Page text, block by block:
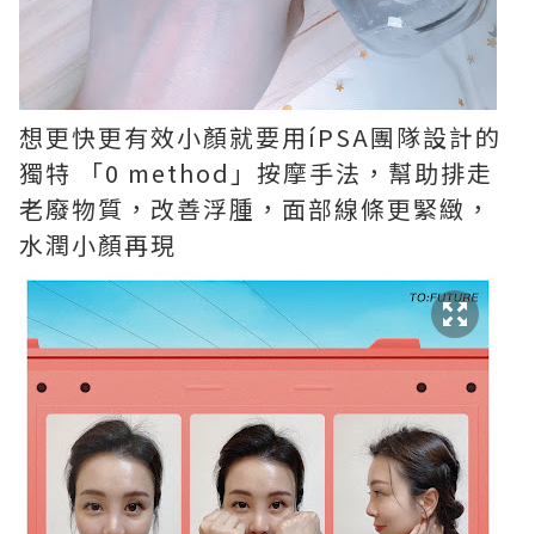
想更快更有效小顏就要用íPSA團隊設計的
獨特 「0 method」按摩手法，幫助排走
老廢物質，改善浮腫，面部線條更緊緻，
水潤小顏再現